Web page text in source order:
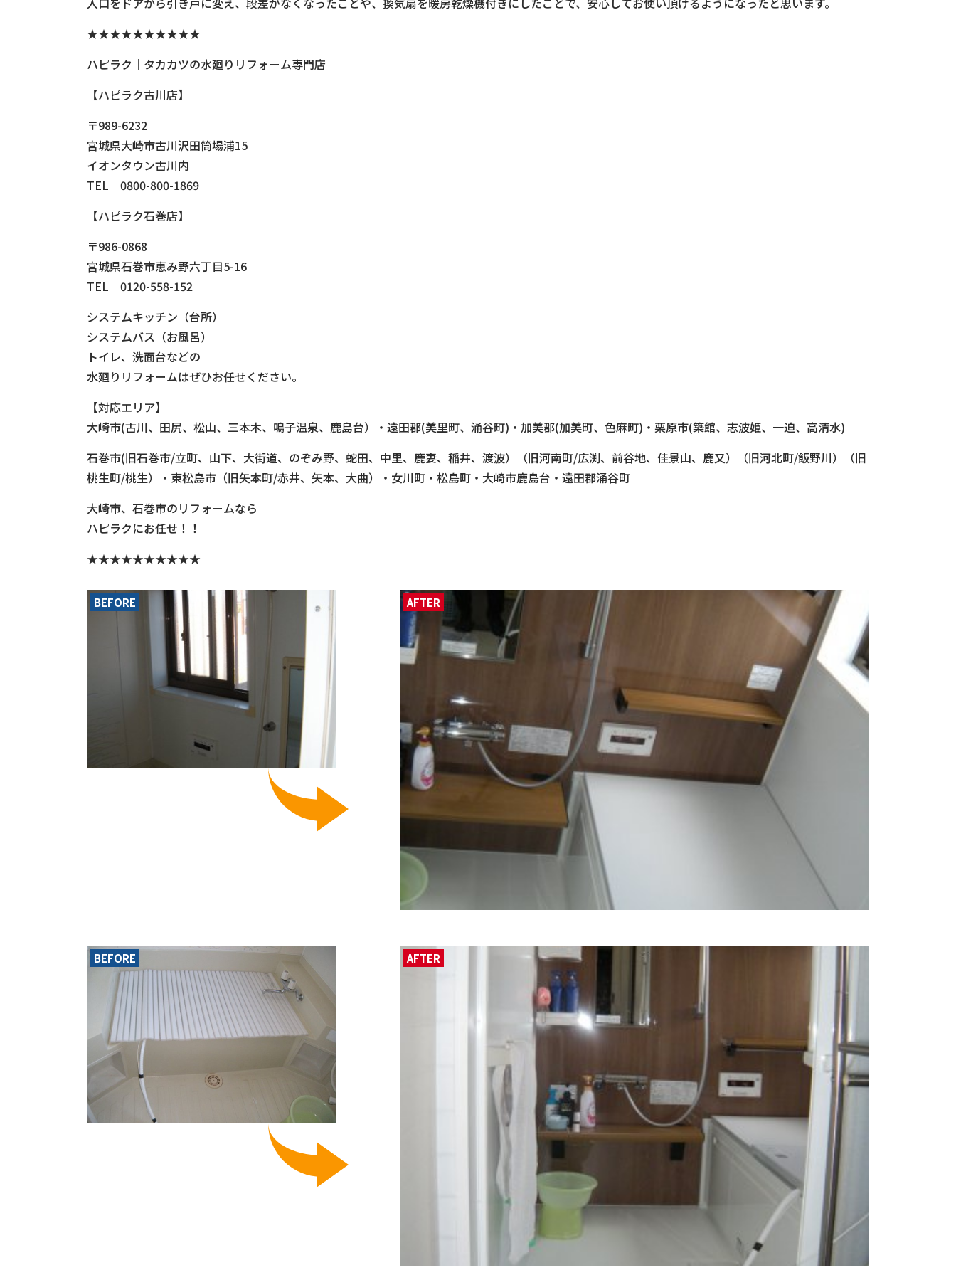
★★★★★★★★★★
ハピラク｜タカカツの水廻りリフォーム専門店
【ハピラク古川店】
〒989-6232
宮城県大崎市古川沢田筒場浦15
イオンタウン古川内
TEL 0800-800-1869
【ハピラク石巻店】
〒986-0868
宮城県石巻市恵み野六丁目5-16
TEL 0120-558-152
システムキッチン（台所）
システムバス（お風呂）
トイレ、洗面台などの
水廻りリフォームはぜひお任せください。
【対応エリア】
大崎市(古川、田尻、松山、三本木、鳴子温泉、鹿島台）・遠田郡(美里町、涌谷町)・加美郡(加美町、色麻町)・栗原市(築館、志波姫、一迫、高清水)
石巻市(旧石巻市/立町、山下、大街道、のぞみ野、蛇田、中里、鹿妻、稲井、渡波）（旧河南町/広渕、前谷地、佳景山、鹿又）（旧河北町/飯野川）（旧
桃生町/桃生）・東松島市（旧矢本町/赤井、矢本、大曲）・女川町・松島町・大崎市鹿島台・遠田郡涌谷町
大崎市、石巻市のリフォームなら
ハピラクにお任せ！！
★★★★★★★★★★
AFTER
BEFORE
AFTER
BEFORE